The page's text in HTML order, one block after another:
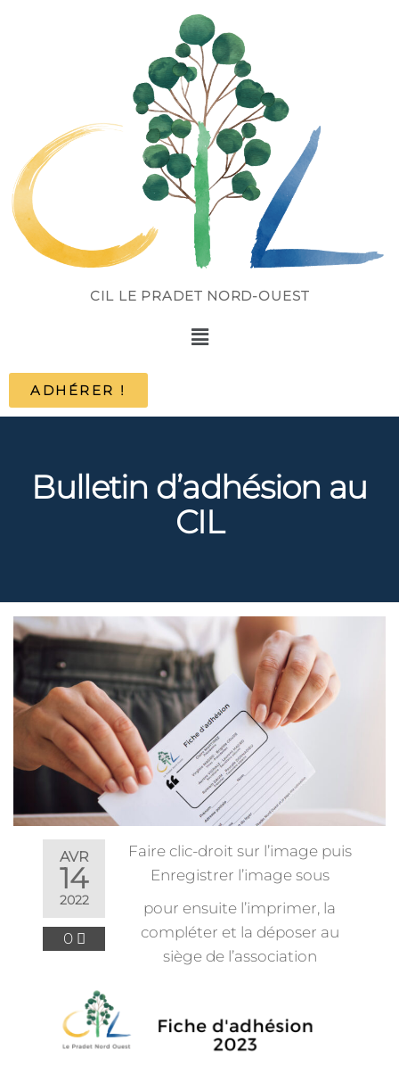
CIL LE PRADET NORD-OUEST
ADHÉRER !
Bulletin d’adhésion au
CIL
AVR
14
2022
0
Faire clic-droit sur l’image puis
Enregistrer l’image sous
pour ensuite l’imprimer, la
compléter et la déposer au
siège de l’association